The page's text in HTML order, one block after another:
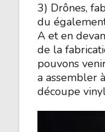
3) Drônes,
du
A et en
de la
pouvons
a assembler
découpe